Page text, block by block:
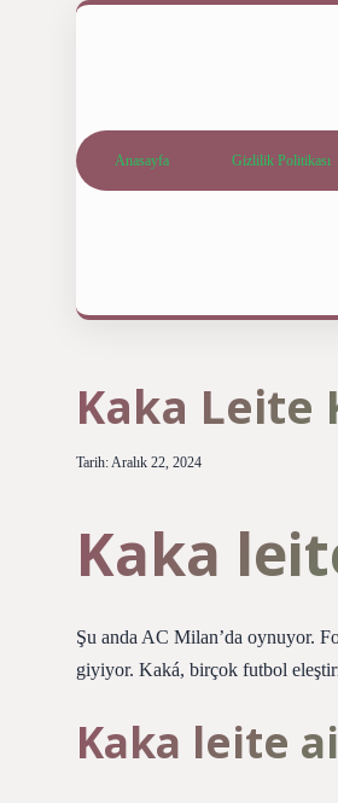
Anasayfa Gizlilik Politikası
Kaka Leite
Tarih: Aralık 22, 2024
Kaka
Şu anda AC Milan’da oynuyor.
giyiyor. Kaká, birçok futbol
Kaka leite